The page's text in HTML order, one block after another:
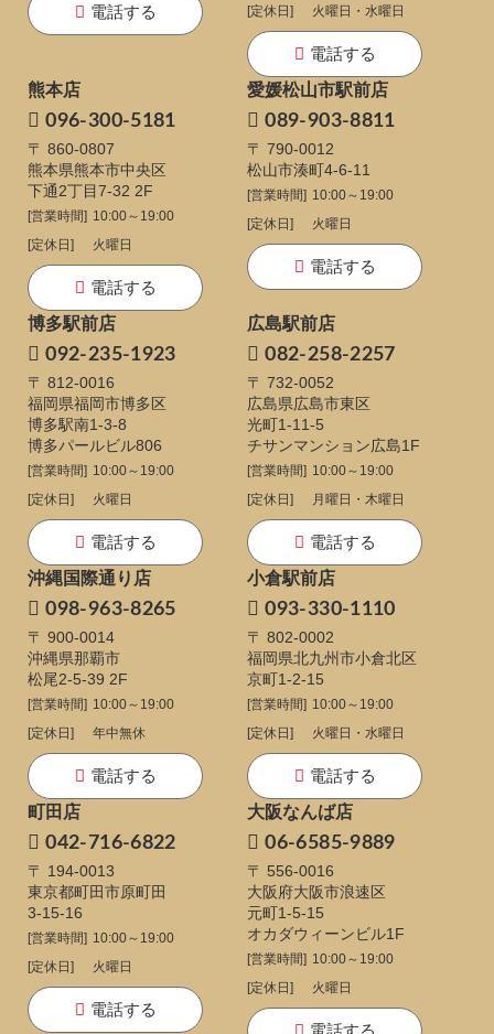
電話する
[定休日]
火曜日・水曜日
電話する
熊本店
096-300-5181
〒 860-0807
熊本県熊本市中央区
下通2丁目7-32 2F
[営業時間] 10:00～19:00
[定休日]
火曜日
電話する
愛媛松山市駅前店
089-903-8811
〒 790-0012
松山市湊町4-6-11
[営業時間] 10:00～19:00
[定休日]
火曜日
電話する
博多駅前店
092-235-1923
〒 812-0016
福岡県福岡市博多区
博多駅南1-3-8
博多パールビル806
[営業時間] 10:00～19:00
[定休日]
火曜日
電話する
広島駅前店
082-258-2257
〒 732-0052
広島県広島市東区
光町1-11-5
チサンマンション広島1F
[営業時間] 10:00～19:00
[定休日]
月曜日・木曜日
電話する
沖縄国際通り店
098-963-8265
〒 900-0014
沖縄県那覇市
松尾2-5-39 2F
[営業時間] 10:00～19:00
[定休日]
年中無休
電話する
小倉駅前店
093-330-1110
〒 802-0002
福岡県北九州市小倉北区
京町1-2-15
[営業時間] 10:00～19:00
[定休日]
火曜日・水曜日
電話する
町田店
042-716-6822
〒 194-0013
東京都町田市原町田
3-15-16
[営業時間] 10:00～19:00
[定休日]
火曜日
電話する
大阪なんば店
06-6585-9889
〒 556-0016
大阪府大阪市浪速区
元町1-5-15
オカダウィーンビル1F
[営業時間] 10:00～19:00
[定休日]
火曜日
電話する